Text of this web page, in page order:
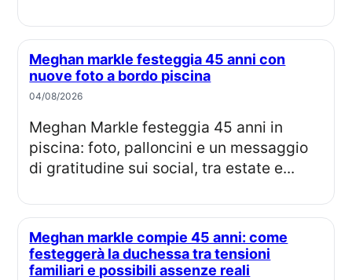
Meghan markle festeggia 45 anni con
nuove foto a bordo piscina
04/08/2026
Meghan Markle festeggia 45 anni in
piscina: foto, palloncini e un messaggio
di gratitudine sui social, tra estate e...
Meghan markle compie 45 anni: come
festeggerà la duchessa tra tensioni
familiari e possibili assenze reali